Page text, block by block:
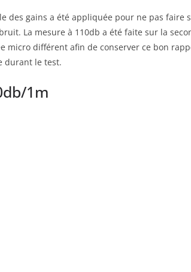
des gains a été appliquée pour ne pas
La mesure à 110db a été faite sur la
micro différent afin de conserver ce bon
durant le test.
1m